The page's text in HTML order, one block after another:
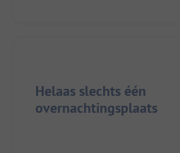
Helaas slechts één
overnachtingsplaats